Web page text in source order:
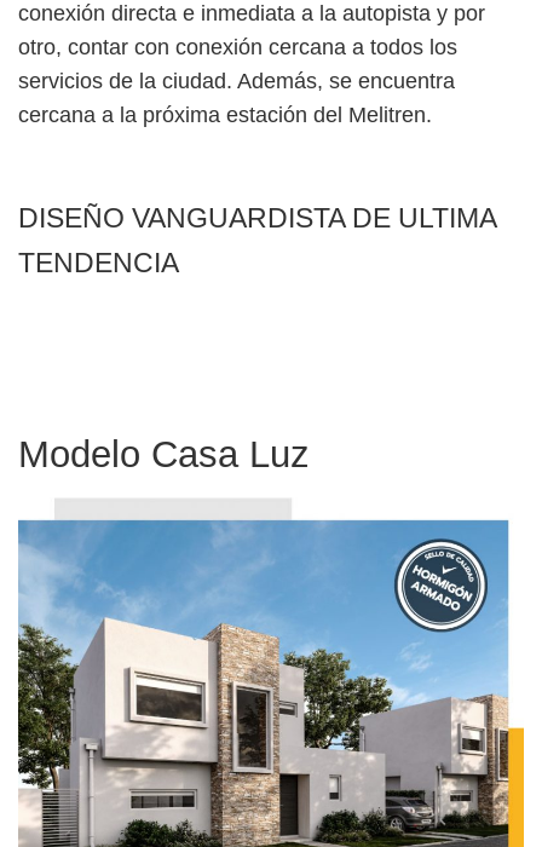
conexión directa e inmediata a la autopista y por
otro, contar con conexión cercana a todos los
servicios de la ciudad. Además, se encuentra
cercana a la próxima estación del Melitren.
DISEÑO VANGUARDISTA DE ULTIMA
TENDENCIA
Modelo Casa Luz